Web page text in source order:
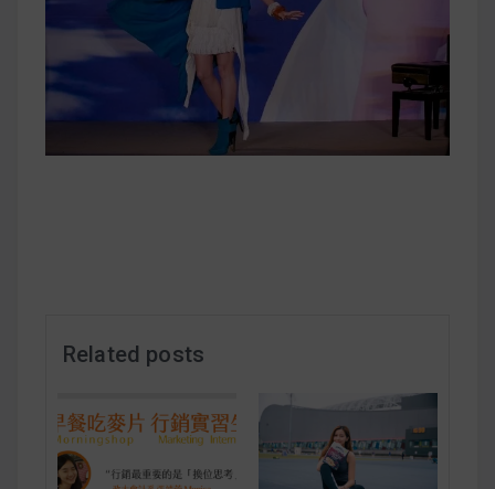
運動健身飲食建議
2020 年最新蛋白粉終極指南，讓你一次搞
清楚！
Related posts